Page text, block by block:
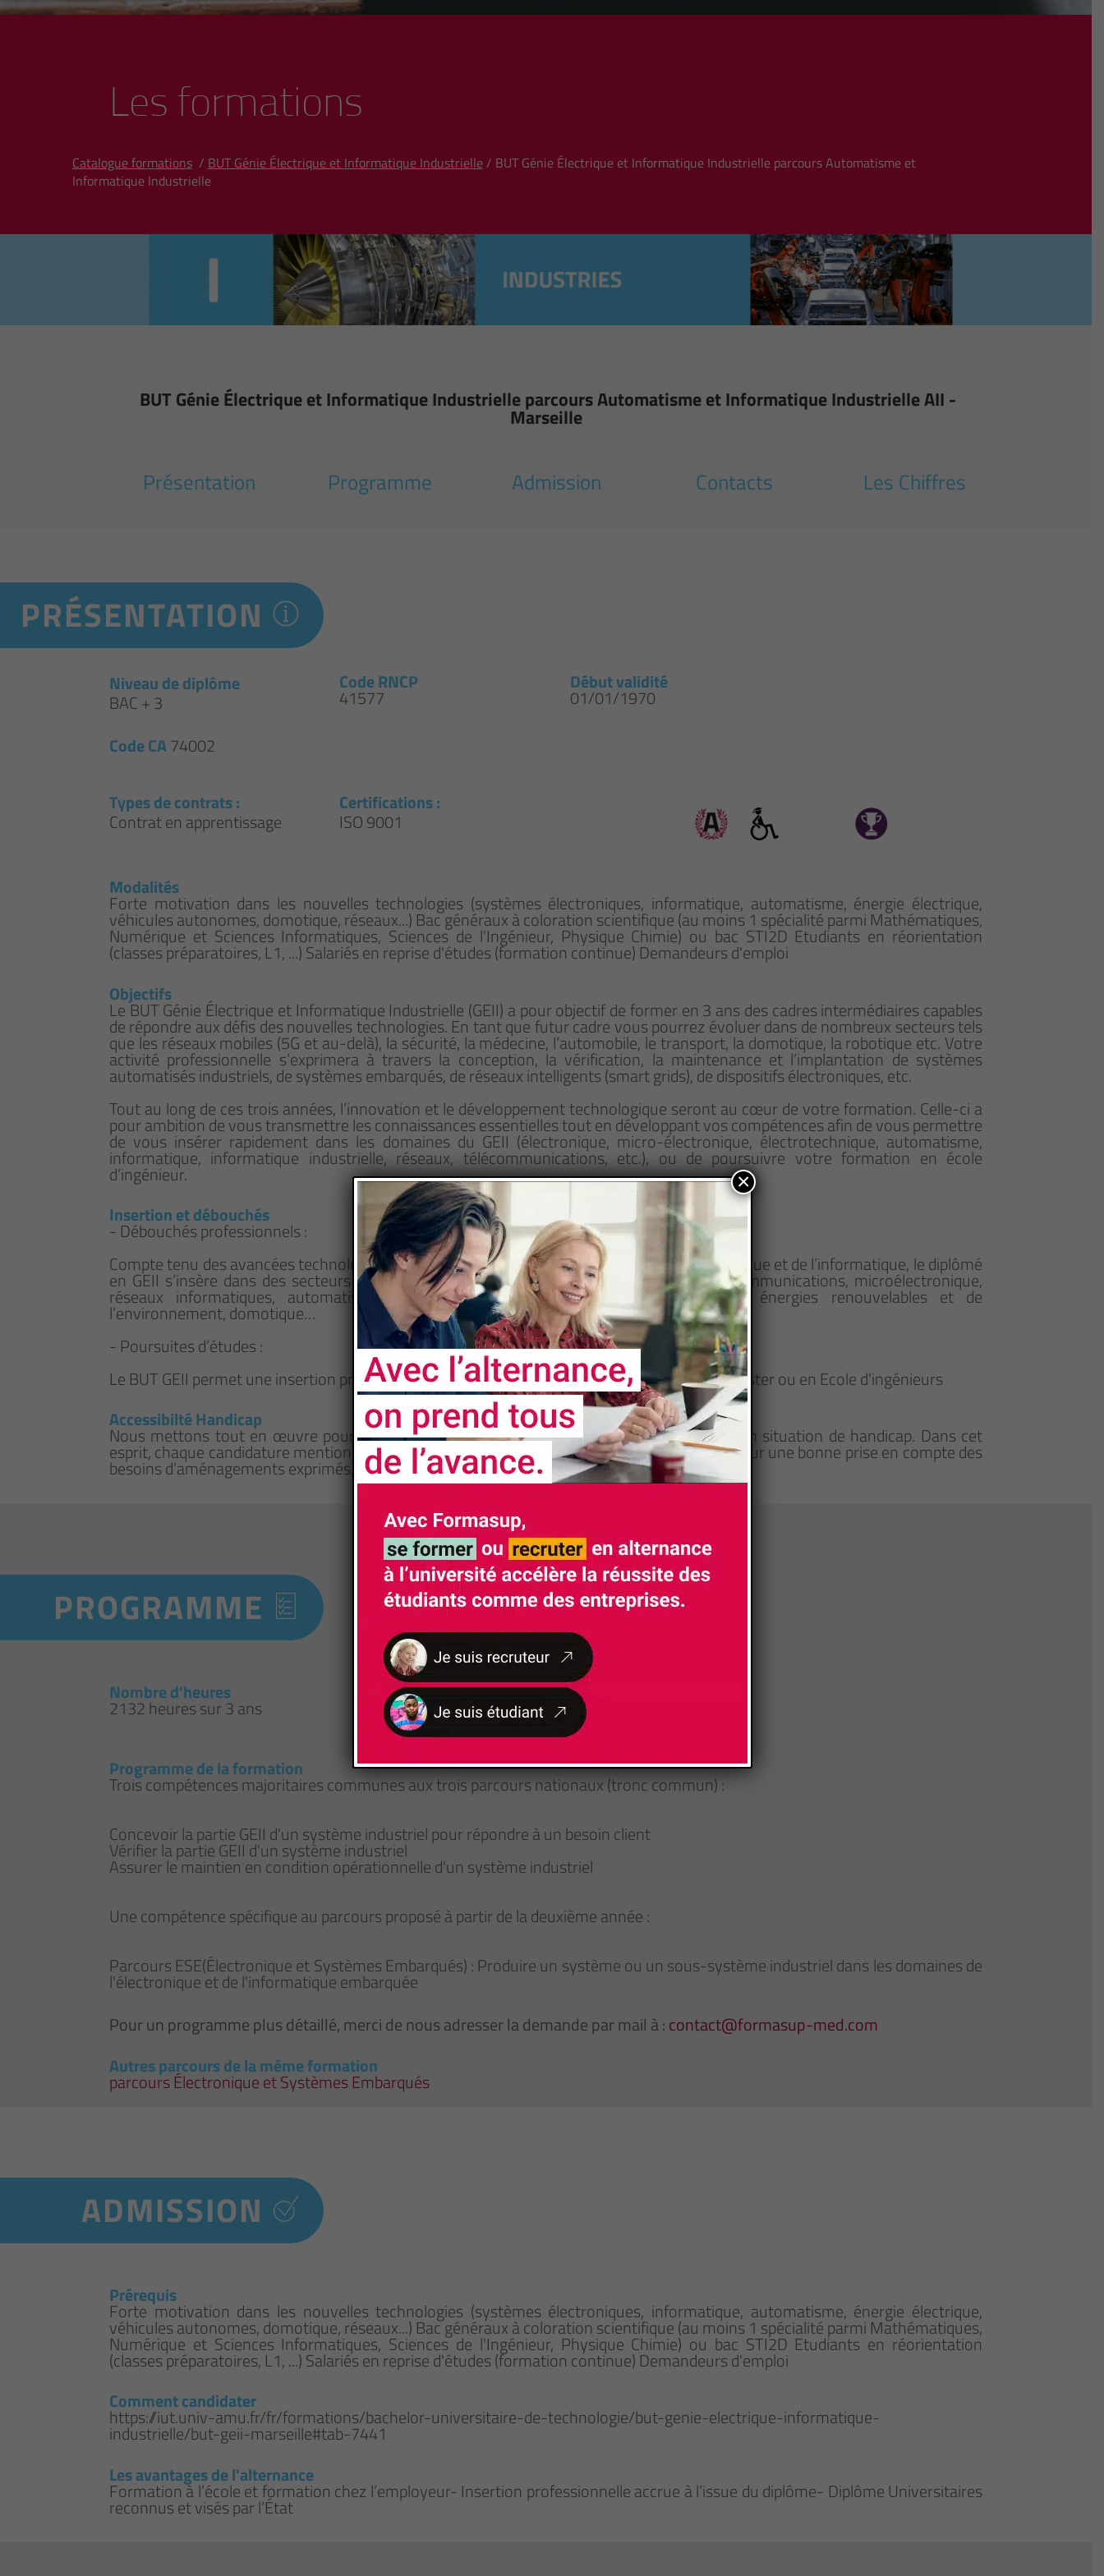
Les formations
Catalogue formations/ BUT Génie Électrique et Informatique Industrielle/ BUT Génie Électrique et Informatique Industrielle parcours Automatisme et
Informatique Industrielle
BUT Génie Électrique et Informatique Industrielle parcours Automatisme et Informatique Industrielle AII -
Marseille
Présentation Programme Admission Contacts Les Chiffres
PRÉSENTATION
Niveau de diplôme
BAC + 3
Code RNCP
41577
Début validité
01/01/1970
Code CA74002
Types de contrats :
Contrat en apprentissage
Certifications :
ISO 9001
Modalités
Forte motivation dans les nouvelles technologies (systèmes électroniques, informatique, automatisme, énergie électrique,
véhicules autonomes, domotique, réseaux...) Bac généraux à coloration scientifique (au moins 1 spécialité parmi Mathématiques,
Numérique et Sciences Informatiques, Sciences de l'Ingénieur, Physique Chimie) ou bac STI2D Etudiants en réorientation
(classes préparatoires, L1, ...) Salariés en reprise d'études (formation continue) Demandeurs d'emploi
Objectifs
Le BUT Génie Électrique et Informatique Industrielle (GEII) a pour objectif de former en 3 ans des cadres intermédiaires capables
de répondre aux défis des nouvelles technologies. En tant que futur cadre vous pourrez évoluer dans de nombreux secteurs tels
que les réseaux mobiles (5G et au-delà), la sécurité, la médecine, l’automobile, le transport, la domotique, la robotique etc. Votre
activité professionnelle s’exprimera à travers la conception, la vérification, la maintenance et l’implantation de systèmes
automatisés industriels, de systèmes embarqués, de réseaux intelligents (smart grids), de dispositifs électroniques, etc.
Tout au long de ces trois années, l’innovation et le développement technologique seront au cœur de votre formation. Celle-ci a
pour ambition de vous transmettre les connaissances essentielles tout en développant vos compétences afin de vous permettre
de vous insérer rapidement dans les domaines du GEII (électronique, micro-électronique, électrotechnique, automatisme,
informatique, informatique industrielle, réseaux, télécommunications, etc.), ou de poursuivre votre formation en école
d’ingénieur.
Insertion et débouchés
- Débouchés professionnels :
Compte tenu des avancées technologiques et de la généralisation des domaines de l’électronique et de l’informatique, le diplômé
en GEII s’insère dans des secteurs très divers : systèmes embarqués, aéronautique, télécommunications, microélectronique,
réseaux informatiques, automatismes programmables, transport, santé, gestion des énergies renouvelables et de
l’environnement, domotique…
- Poursuites d’études :
Le BUT GEII permet une insertion professionnelle immédiate ou une poursuite d'études en Master ou en Ecole d'ingénieurs
Accessibilté Handicap
Nous mettons tout en œuvre pour que nos formations soient accessibles aux personnes en situation de handicap. Dans cet
esprit, chaque candidature mentionnant un handicap fera l'objet d'un examen personnalisé pour une bonne prise en compte des
besoins d’aménagements exprimés.
PROGRAMME
Nombre d'heures
2132 heures sur 3 ans
Rythme d'alternance
Voir calendrier par parcours
Programme de la formation
Trois compétences majoritaires communes aux trois parcours nationaux (tronc commun) :
Concevoir la partie GEII d'un système industriel pour répondre à un besoin client
Vérifier la partie GEII d'un système industriel
Assurer le maintien en condition opérationnelle d'un système industriel
Une compétence spécifique au parcours proposé à partir de la deuxième année :
Parcours ESE(Électronique et Systèmes Embarqués) : Produire un système ou un sous-système industriel dans les domaines de
l'électronique et de l'informatique embarquée
Pour un programme plus détaillé, merci de nous adresser la demande par mail à :contact@formasup-med.com
Autres parcours de la même formation
parcours Électronique et Systèmes Embarqués
ADMISSION
Prérequis
Forte motivation dans les nouvelles technologies (systèmes électroniques, informatique, automatisme, énergie électrique,
véhicules autonomes, domotique, réseaux...) Bac généraux à coloration scientifique (au moins 1 spécialité parmi Mathématiques,
Numérique et Sciences Informatiques, Sciences de l'Ingénieur, Physique Chimie) ou bac STI2D Etudiants en réorientation
(classes préparatoires, L1, ...) Salariés en reprise d'études (formation continue) Demandeurs d'emploi
Comment candidater
https://iut.univ-amu.fr/fr/formations/bachelor-universitaire-de-technologie/but-genie-electrique-informatique-
industrielle/but-geii-marseille#tab-7441
Les avantages de l'alternance
Formation à l’école et formation chez l’employeur- Insertion professionnelle accrue à l’issue du diplôme- Diplôme Universitaires
reconnus et visés par l’État
×